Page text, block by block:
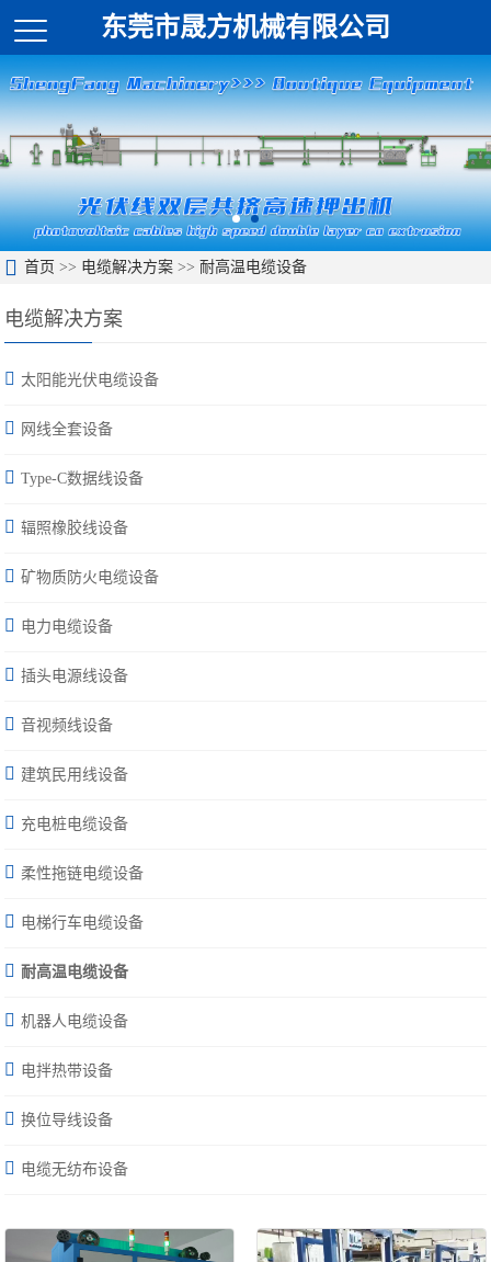
东莞市晟方机械有限公司
首页 >> 电缆解决方案 >> 耐高温电缆设备
电缆解决方案
太阳能光伏电缆设备
网线全套设备
Type-C数据线设备
辐照橡胶线设备
矿物质防火电缆设备
电力电缆设备
插头电源线设备
音视频线设备
建筑民用线设备
充电桩电缆设备
柔性拖链电缆设备
电梯行车电缆设备
耐高温电缆设备
机器人电缆设备
电拌热带设备
换位导线设备
电缆无纺布设备